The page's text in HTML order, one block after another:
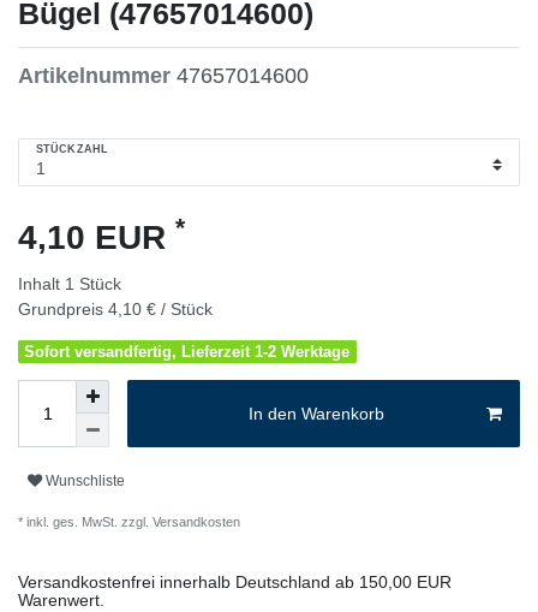
Bügel (47657014600)
Artikelnummer 47657014600
STÜCKZAHL
4,10 EUR *
Inhalt 1 Stück
Grundpreis 4,10 € / Stück
Sofort versandfertig, Lieferzeit 1-2 Werktage
In den Warenkorb
Wunschliste
* inkl. ges. MwSt. zzgl. Versandkosten
Versandkostenfrei innerhalb Deutschland ab 150,00 EUR
Warenwert.